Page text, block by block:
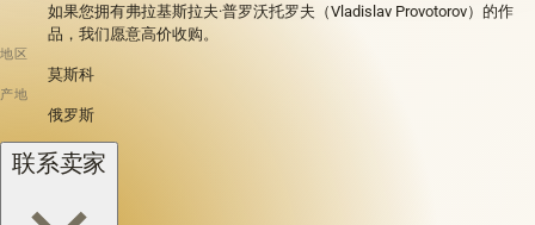
如果您拥有弗拉基斯拉夫·普罗沃托罗夫（Vladislav Provotorov）的作
品，我们愿意高价收购。
地区
莫斯科
产地
俄罗斯
联系卖家